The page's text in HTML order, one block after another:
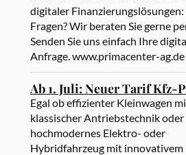
digitaler Finanzierungslösungen:
Fragen? Wir beraten Sie gerne
Senden Sie uns einfach Ihre
Anfrage. www.primacenter-ag.de
Ab 1. Juli: Neuer Tarif Kfz-
Egal ob effizienter Kleinwagen
klassischer Antriebstechnik oder
hochmodernes Elektro- oder
Hybridfahrzeug mit innovativem